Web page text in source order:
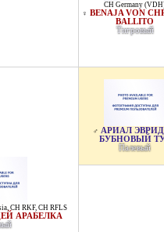
CH Germany
♀ BENAJA VON
BALLITO
Тигровый
, CH RKF, CH RFLS
АРАБЕЛКА
♂ АРИАЛ
БУБНОВЫЙ
Палевый